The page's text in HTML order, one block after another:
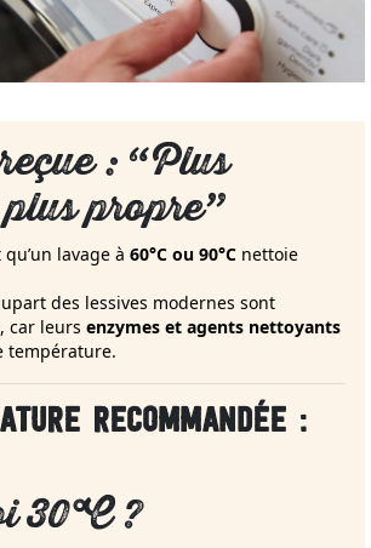
: “Plus
propre”
lavage à 60°C ou 90°C nettoie
des lessives modernes sont
, car leurs enzymes et agents nettoyants
température.
RECOMMANDÉE :
30°C ?